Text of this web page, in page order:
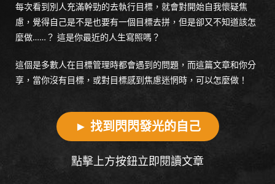
每次看到別人充滿幹勁的去執行目標，就會對開始自我懷疑焦
慮，覺得自己是不是也要有一個目標去拼，但是卻又不知道該怎
麼做……？ 這是你最近的人生寫照嗎？
這個是多數人在目標管理時都會遇到的問題，而這篇文章和你分
享，當你沒有目標，或對目標感到焦慮迷惘時，可以怎麼做！
► 找到閃閃發光的自己
點擊上方按鈕立即閱讀文章